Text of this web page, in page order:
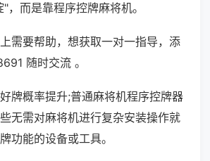
，而是靠程序控牌麻将机。
需要帮助，想获取一对一指导，添
随时交流 。
牌概率提升;普通麻将机程序控牌器
无需对麻将机进行复杂安装操作就
功能的设备或工具。